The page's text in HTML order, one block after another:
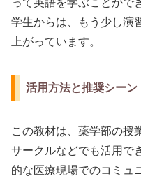
って英語を学ぶことがで
学生からは、もう少し演
上がっています。
活用方法と推奨シーン
この教材は、薬学部の授
サークルなどでも活用で
的な医療現場でのコミュ